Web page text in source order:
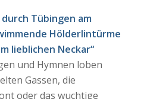
Tübingen am
Hölderlintürme
lieblichen Neckar“
und Hymnen loben
Gassen, die
oder das wuchtige